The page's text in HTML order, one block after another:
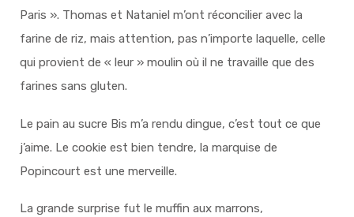
Paris ». Thomas et Nataniel m’ont réconcilier avec la
farine de riz, mais attention, pas n’importe laquelle, celle
qui provient de « leur » moulin où il ne travaille que des
farines sans gluten.
Le pain au sucre Bis m’a rendu dingue, c’est tout ce que
j’aime. Le cookie est bien tendre, la marquise de
Popincourt est une merveille.
La grande surprise fut le muffin aux marrons,